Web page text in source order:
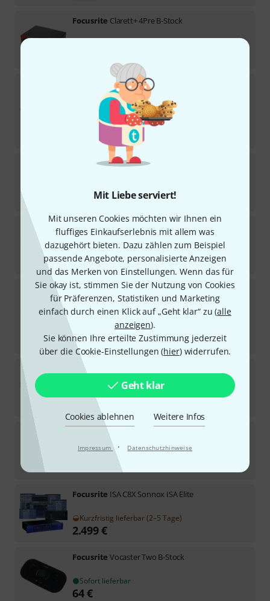
Mit Liebe serviert!
Mit unseren Cookies möchten wir Ihnen ein
fluffiges Einkaufserlebnis mit allem was
dazugehört bieten. Dazu zählen zum Beispiel
passende Angebote, personalisierte Anzeigen
und das Merken von Einstellungen. Wenn das für
Sie okay ist, stimmen Sie der Nutzung von Cookies
für Präferenzen, Statistiken und Marketing
einfach durch einen Klick auf „Geht klar“ zu (alle
anzeigen).
Sie können Ihre erteilte Zustimmung jederzeit
über die Cookie-Einstellungen (hier) widerrufen.
Geht klar
Cookies ablehnen Weitere Infos
Impressum · Datenschutzhinweise
Focusrite Clarett+ 4Pre B-Stock
Scarlett 8i6 3rd Gen
Sofort lieferbar
€
319,99
FocusriteScarlett Solo 3rd Gen B-Stock
Sofort lieferbar
111 €
FocusriteClarett+ 2Pre B-Stock
Sofort lieferbar
30-Tage-Bestpreis:379 €
-8%
Focusrite
Sofort lieferbar
€
Focusrite
Sofort lieferbar
Focusrite ISA C8X Sonnox ISA Elite
Kurzfristig lieferbar (2–5 Tage)
2.499€
Focusrite Vocaster Two B-Stock
Sofort lieferbar
64€